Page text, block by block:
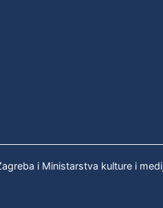
i Ministarstva kulture i